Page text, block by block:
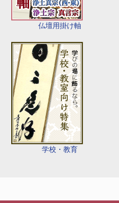
仏壇用掛け軸
学校・教育